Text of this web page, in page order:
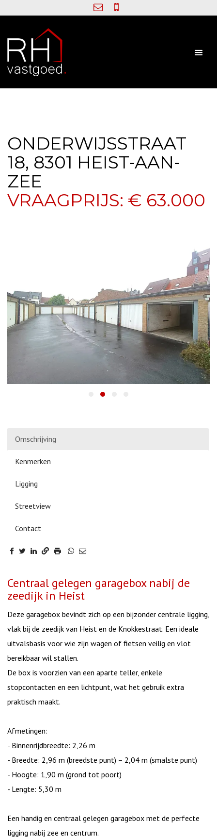
ONDERWIJSSTRAAT
18, 8301 HEIST-AAN-
ZEE
VRAAGPRIJS: € 63.000
Omschrijving
Kenmerken
Ligging
Streetview
Contact
Omschrijving
Centraal gelegen garagebox nabij de
zeedijk in Heist
Deze garagebox bevindt zich op een bijzonder centrale ligging,
vlak bij de zeedijk van Heist en de Knokkestraat. Een ideale
uitvalsbasis voor wie zijn wagen of fietsen veilig en vlot
bereikbaar wil stallen.
De box is voorzien van een aparte teller, enkele
stopcontacten en een lichtpunt, wat het gebruik extra
praktisch maakt.
Afmetingen:
- Binnenrijdbreedte: 2,26 m
- Breedte: 2,96 m (breedste punt) – 2,04 m (smalste punt)
- Hoogte: 1,90 m (grond tot poort)
- Lengte: 5,30 m
Een handig en centraal gelegen garagebox met de perfecte
ligging nabij zee en centrum.